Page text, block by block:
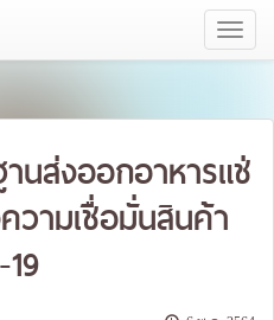
Toggle
นส่งออกอาหารแช่
วามเชื่อมั่นสินค้า